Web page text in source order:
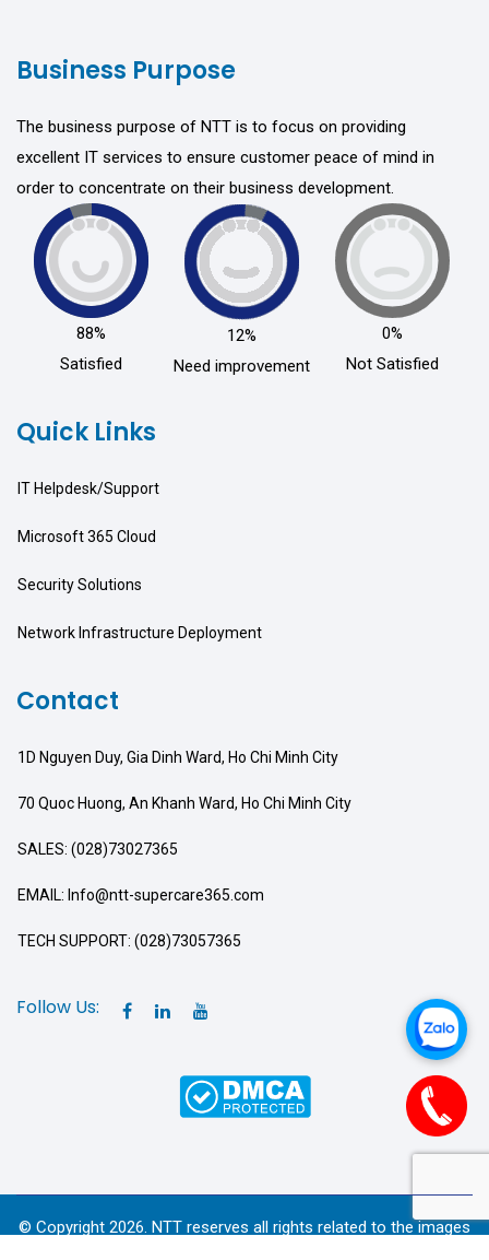
Business Purpose
The business purpose of NTT is to focus on providing
excellent IT services to ensure customer peace of mind in
order to concentrate on their business development.
88%
Satisfied
12%
Need improvement
0%
Not Satisfied
Quick Links
IT Helpdesk/Support
Microsoft 365 Cloud
Security Solutions
Network Infrastructure Deployment
Contact
1D Nguyen Duy, Gia Dinh Ward, Ho Chi Minh City
70 Quoc Huong, An Khanh Ward, Ho Chi Minh City
SALES: (028)73027365
EMAIL: Info@ntt-supercare365.com
TECH SUPPORT: (028)73057365
Follow Us:
© Copyright 2026. NTT reserves all rights related to the images